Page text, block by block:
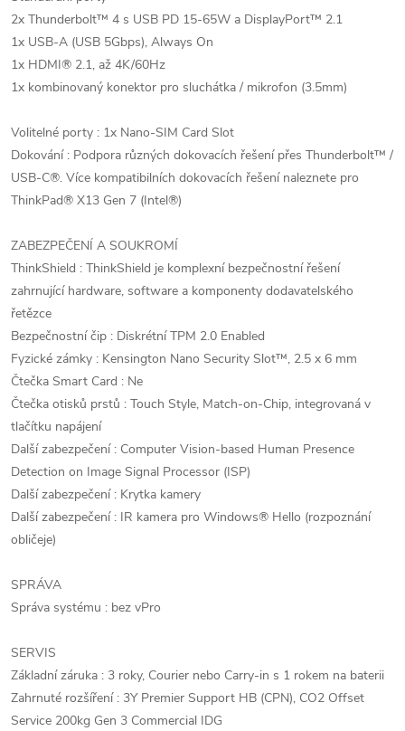
2x Thunderbolt™ 4 s USB PD 15-65W a DisplayPort™ 2.1
1x USB-A (USB 5Gbps), Always On
1x HDMI® 2.1, až 4K/60Hz
1x kombinovaný konektor pro sluchátka / mikrofon (3.5mm)
Volitelné porty : 1x Nano-SIM Card Slot
Dokování : Podpora různých dokovacích řešení přes Thunderbolt™ /
USB-C®. Více kompatibilních dokovacích řešení naleznete pro
ThinkPad® X13 Gen 7 (Intel®)
ZABEZPEČENÍ A SOUKROMÍ
ThinkShield : ThinkShield je komplexní bezpečnostní řešení
zahrnující hardware, software a komponenty dodavatelského
řetězce
Bezpečnostní čip : Diskrétní TPM 2.0 Enabled
Fyzické zámky : Kensington Nano Security Slot™, 2.5 x 6 mm
Čtečka Smart Card : Ne
Čtečka otisků prstů : Touch Style, Match-on-Chip, integrovaná v
tlačítku napájení
Další zabezpečení : Computer Vision-based Human Presence
Detection on Image Signal Processor (ISP)
Další zabezpečení : Krytka kamery
Další zabezpečení : IR kamera pro Windows® Hello (rozpoznání
obličeje)
SPRÁVA
Správa systému : bez vPro
SERVIS
Základní záruka : 3 roky, Courier nebo Carry-in s 1 rokem na baterii
Zahrnuté rozšíření : 3Y Premier Support HB (CPN), CO2 Offset
Service 200kg Gen 3 Commercial IDG